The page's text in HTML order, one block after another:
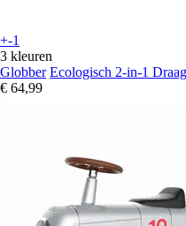
+-1
3 kleuren
Globber Ecologisch 2-in-1
€ 64,99